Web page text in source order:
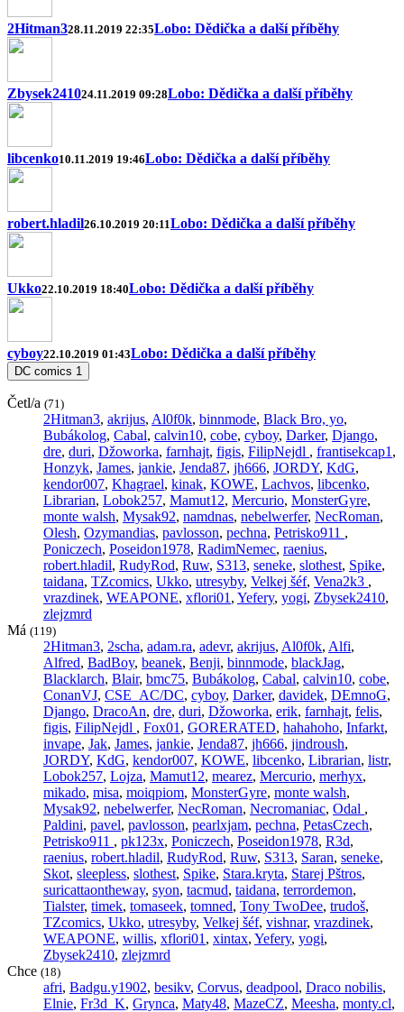
2Hitman328.11.2019 22:35Lobo: Dědička a další příběhy
Zbysek241024.11.2019 09:28Lobo: Dědička a další příběhy
libcenko10.11.2019 19:46Lobo: Dědička a další příběhy
robert.hladil26.10.2019 20:11Lobo: Dědička a další příběhy
Ukko22.10.2019 18:40Lobo: Dědička a další příběhy
cyboy22.10.2019 01:43Lobo: Dědička a další příběhy
DC comics 1
Četl/a (71)
2Hitman3, akrijus, Al0f0k, binnmode, Black Bro, yo,
Bubákolog, Cabal, calvin10, cobe, cyboy, Darker, Django,
dre, duri, Džoworka, farnhajt, figis, FilipNejdl , frantisekcap1 ,
Honzyk, James, jankie, Jenda87, jh666, JORDY, KdG,
kendor007, Khagrael, kinak, KOWE, Lachvos, libcenko,
Librarian, Lobok257, Mamut12, Mercurio, MonsterGyre,
monte walsh, Mysak92, namdnas, nebelwerfer, NecRoman,
Olesh, Ozymandias, pavlosson, pechna, Petrisko911 ,
Poniczech, Poseidon1978, RadimNemec, raenius,
robert.hladil, RudyRod, Ruw, S313, seneke, slothest, Spike,
taidana, TZcomics, Ukko, utresyby, Velkej šéf, Vena2k3 ,
vrazdinek, WEAPONE, xflori01 , Yefery, yogi, Zbysek2410,
zlejzmrd
Má (119)
2Hitman3, 2scha, adam.ra, adevr, akrijus, Al0f0k, Alfi,
Alfred, BadBoy, beanek, Benji, binnmode, blackJag,
Blacklarch, Blair, bmc75, Bubákolog, Cabal, calvin10, cobe,
ConanVJ, CSE_AC/DC, cyboy, Darker, davidek, DEmnoG,
Django, DracoAn, dre, duri, Džoworka, erik, farnhajt, felis,
figis, FilipNejdl , Fox01 , GORERATED, hahahoho, Infarkt,
invape, Jak, James, jankie, Jenda87, jh666, jindroush,
JORDY, KdG, kendor007, KOWE, libcenko, Librarian, listr,
Lobok257, Lojza, Mamut12, mearez, Mercurio, merhyx,
mikado, misa, moiqpiom, MonsterGyre, monte walsh,
Mysak92, nebelwerfer, NecRoman, Necromaniac, Odal ,
Paldini, pavel, pavlosson, pearlxjam, pechna, PetasCzech,
Petrisko911 , pk123x, Poniczech, Poseidon1978, R3d,
raenius, robert.hladil, RudyRod, Ruw, S313, Saran, seneke,
Skot, sleepless, slothest, Spike, Stara.kryta, Starej Pštros,
suricattaontheway, syon, tacmud, taidana, terrordemon,
Tialster, timek, tomaseek, tomned, Tony TwoDee, trudoš,
TZcomics, Ukko, utresyby, Velkej šéf, vishnar, vrazdinek,
WEAPONE, willis, xflori01 , xintax, Yefery, yogi,
Zbysek2410, zlejzmrd
Chce (18)
afri, Badgu.y1902, besikv, Corvus, deadpool, Draco nobilis,
Elnie, Fr3d_K, Grynca, Maty48, MazeCZ, Meesha, monty.cl,